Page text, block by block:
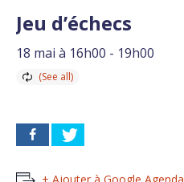
Jeu d’échecs
18 mai à 16h00 - 19h00